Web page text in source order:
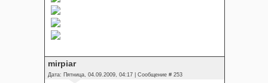
mirpiar
Дата: Пятница, 04.09.2009, 04:17 | Сообщение # 253